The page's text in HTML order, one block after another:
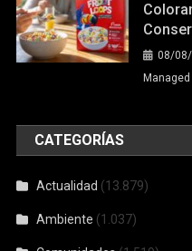
08/
CATEGORÍAS
Actualidad (13.879)
Ambiente (1.037)